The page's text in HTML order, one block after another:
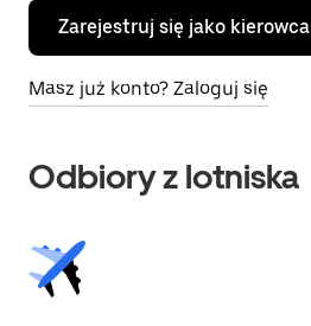
Zarejestruj się jako kierowca
Masz już konto? Zaloguj się
Odbiory z lotniska